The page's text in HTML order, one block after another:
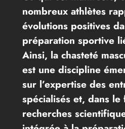
nombreux athlètes
évolutions positives
préparation sportive
Ainsi, la chasteté
est une discipline
sur l’expertise des
spécialisés et, dans
recherches